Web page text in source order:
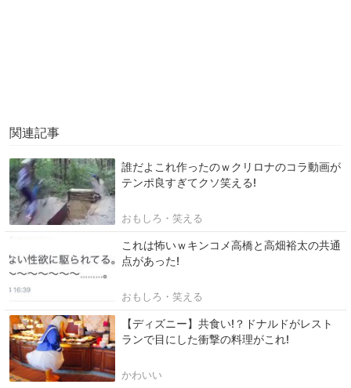
関連記事
誰だよこれ作ったのｗクリロナのコラ動画が
テンポ良すぎてクソ笑える!
おもしろ・笑える
これは怖いｗキンコメ高橋と高畑裕太の共通
点があった!
おもしろ・笑える
【ディズニー】共食い!？ドナルドがレスト
ランで目にした衝撃の料理がこれ!
かわいい